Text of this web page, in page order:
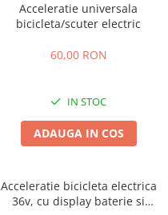
Acceleratie universala
bicicleta/scuter electric
60,00 RON
IN STOC
ADAUGA IN COS
Acceleratie bicicleta electrica
36v, cu display baterie si